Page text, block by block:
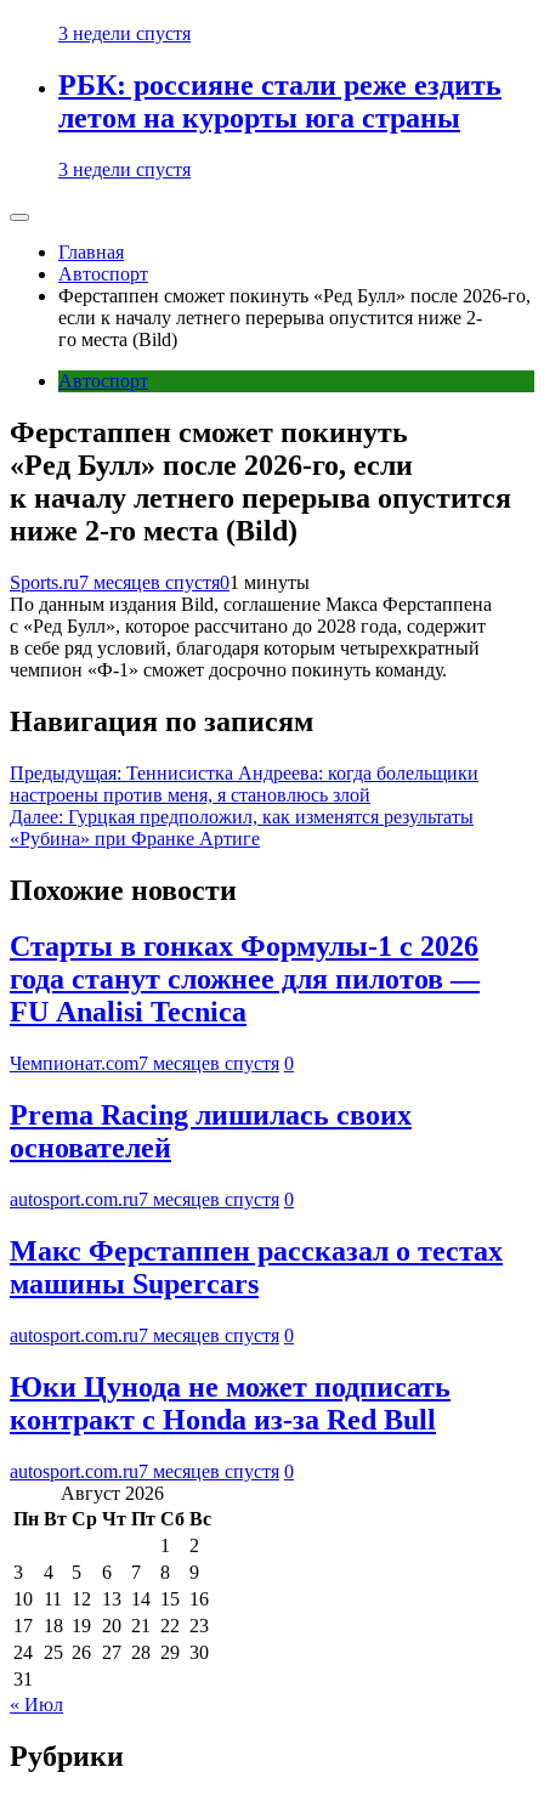
3 недели спустя
РБК: россияне стали реже ездить
летом на курорты юга страны
3 недели спустя
Главная
Автоспорт
Ферстаппен сможет покинуть «Ред Булл» после 2026-го,
если к началу летнего перерыва опустится ниже 2-
го места (Bild)
Автоспорт
Ферстаппен сможет покинуть
«Ред Булл» после 2026-го, если
к началу летнего перерыва опустится
ниже 2-го места (Bild)
Sports.ru7 месяцев спустя01 минуты
По данным издания Bild, соглашение Макса Ферстаппена
с «Ред Булл», которое рассчитано до 2028 года, содержит
в себе ряд условий, благодаря которым четырехкратный
чемпион «Ф-1» сможет досрочно покинуть команду.
Навигация по записям
Предыдущая: Теннисистка Андреева: когда болельщики
настроены против меня, я становлюсь злой
Далее: Гурцкая предположил, как изменятся результаты
«Рубина» при Франке Артиге
Похожие новости
Старты в гонках Формулы-1 с 2026
года станут сложнее для пилотов —
FU Analisi Tecnica
Чемпионат.com7 месяцев спустя 0
Prema Racing лишилась своих
основателей
autosport.com.ru7 месяцев спустя 0
Макс Ферстаппен рассказал о тестах
машины Supercars
autosport.com.ru7 месяцев спустя 0
Юки Цунода не может подписать
контракт с Honda из-за Red Bull
autosport.com.ru7 месяцев спустя 0
Август 2026
Пн Вт Ср Чт Пт Сб Вс
1
2
3
4 5 6 7 8
9
10 11 12 13 14 15 16
17 18 19 20 21 22 23
24 25 26 27 28 29 30
31
« Июл
Рубрики